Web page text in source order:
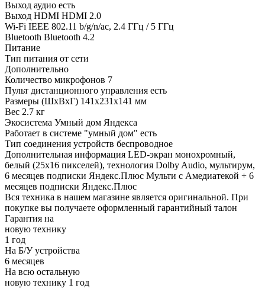
Выход аудио есть
Выход HDMI HDMI 2.0
Wi-Fi IEEE 802.11 b/g/n/ac, 2.4 ГГц / 5 ГГц
Bluetooth Bluetooth 4.2
Питание
Тип питания от сети
Дополнительно
Количество микрофонов 7
Пульт дистанционного управления есть
Размеры (ШxВxГ) 141x231x141 мм
Вес 2.7 кг
Экосистема Умный дом Яндекса
Работает в системе "умный дом" есть
Тип соединения устройств беспроводное
Дополнительная информация LED-экран монохромный,
белый (25x16 пикселей), технология Dolby Audio, мультирум,
6 месяцев подписки Яндекс.Плюс Мульти с Амедиатекой + 6
месяцев подписки Яндекс.Плюс
Вся техника в нашем магазине является оригинальной. При
покупке вы получаете оформленный гарантийный талон
Гарантия на
новую технику
1 год
На Б/У устройства
6 месяцев
На всю остальную
новую технику 1 год